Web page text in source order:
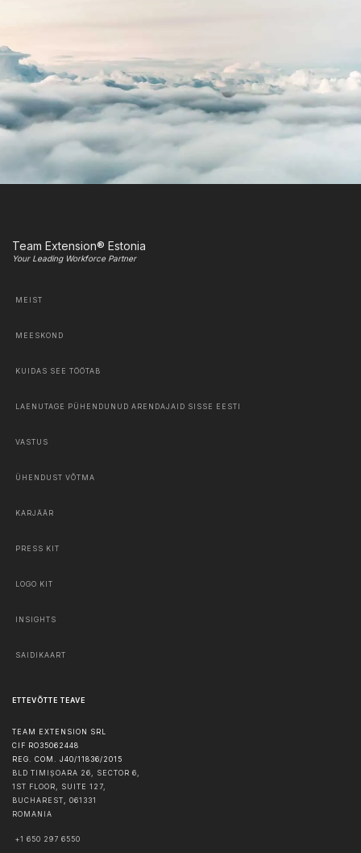
Team Extension® Estonia
Your Leading Workforce Partner
MEIST
MEESKOND
KUIDAS SEE TÖÖTAB
LAENUTAGE PÜHENDUNUD ARENDAJAID SISSE EESTI
VASTUS
ÜHENDUST VÕTMA
KARJÄÄR
PRESS KIT
LOGO KIT
INSIGHTS
SAIDIKAART
ETTEVÕTTE TEAVE
TEAM EXTENSION SRL
CIF RO35062448
REG. COM. J40/11836/2015
BLD TIMIȘOARA 26, SECTOR 6,
1ST FLOOR, SUITE 127,
BUCHAREST, 061331
ROMANIA
+1 650 297 6550